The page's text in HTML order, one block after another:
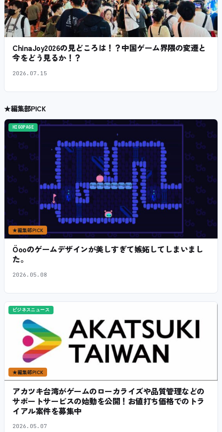
ChinaJoy2026の見どころは！？中国ゲーム界隈の変遷と
今をどう見るか！？
2026.07.15
★編集部PICK
HIGOPAGE
★編集部PICK
Öooのゲームデザインが美しすぎて嫉妬してしまいまし
た。
2026.05.08
ビジネスニュース
★編集部PICK
アカツキ台湾がゲームのローカライズや品質管理などの
サポートサービスの始動を公開！お値打ち価格でのトラ
イアル案件を募集中
2026.05.07